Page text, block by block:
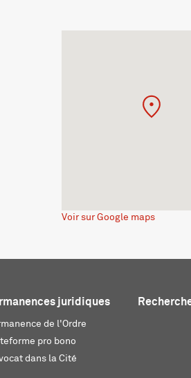
Voir sur Google maps
juridiques
de l'Ordre
pro bono
dans la Cité